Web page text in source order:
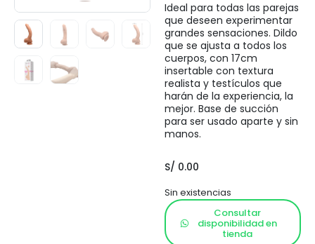
Ideal para todas las parejas
que deseen experimentar
grandes sensaciones. Dildo
que se ajusta a todos los
cuerpos, con 17cm
insertable con textura
realista y testículos que
harán de la experiencia, la
mejor. Base de succión
para ser usado aparte y sin
manos.
S/ 0.00
Sin existencias
Consultar
disponibilidad en
tienda